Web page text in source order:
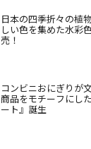
日本の四季折々の植
しい色を集めた水彩
売！
コンビニおにぎりが
商品をモチーフにし
ート』誕生